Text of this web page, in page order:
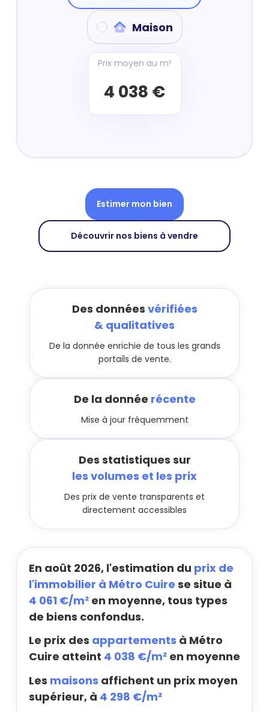
Maison
Prix moyen au m²
4 038 €
Estimer mon bien
Découvrir nos biens à vendre
Des données vérifiées
& qualitatives
De la donnée enrichie de tous les grands
portails de vente.
De la donnée récente
Mise à jour fréquemment
Des statistiques sur
les volumes et les prix
Des prix de vente transparents et
directement accessibles
En août 2026, l'estimation du prix de
l'immobilier à Métro Cuire se situe à
4 061 €/m² en moyenne, tous types
de biens confondus.
Le prix des appartements à Métro
Cuire atteint 4 038 €/m² en moyenne
Les maisons affichent un prix moyen
supérieur, à 4 298 €/m²